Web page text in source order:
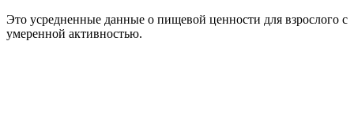
Это усредненные данные о пищевой ценности для взрослого с
умеренной активностью.